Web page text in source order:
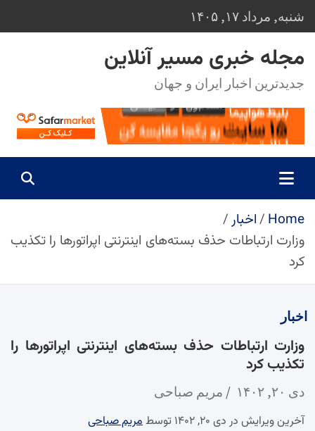
Skip
to
content
شنبه, مرداد ۱۷, ۱۴۰۵
مجله خبری مسیر آنلاین
جدیدترین اخبار ایران و جهان
Home
اخبار
وزارت ارتباطات حذف بسته‌های اینترنتی اپراتورها را تکذیب
کرد
اخبار
وزارت ارتباطات حذف بسته‌های اینترنتی اپراتورها را
تکذیب کرد
دی ۲۰, ۱۴۰۲ مریم صباحی
آخرین ویرایش در دی ۲۰, ۱۴۰۲ توسط
مریم صباحی